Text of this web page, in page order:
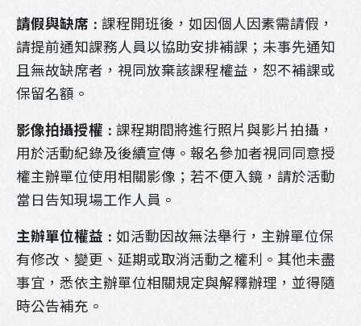
請假與缺席 ： 課程開班後，如因個人因素需請假，
請提前通知課務人員以協助安排補課；未事先通知
且無故缺席者，視同放棄該課程權益，恕不補課或
保留名額。
影像拍攝授權 ： 課程期間將進行照片與影片拍攝，
用於活動紀錄及後續宣傳。報名參加者視同同意授
權主辦單位使用相關影像；若不便入鏡，請於活動
當日告知現場工作人員。
主辦單位權益 ： 如活動因故無法舉行，主辦單位保
有修改、變更、延期或取消活動之權利。其他未盡
事宜，悉依主辦單位相關規定與解釋辦理，並得隨
時公告補充。